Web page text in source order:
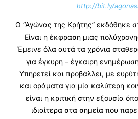
http://bit.ly/
Ο “Αγώνας της Κρήτης” εκδόθηκε
Είναι η έκφραση μιας
Έμεινε όλα αυτά τα χρόνια
για έγκυρη – έγκαιρη
Υπηρετεί και προβάλλει, με
και οράματα για μία καλύτερη
είναι η κριτική στην εξουσία
ιδιαίτερα στα σημεία που